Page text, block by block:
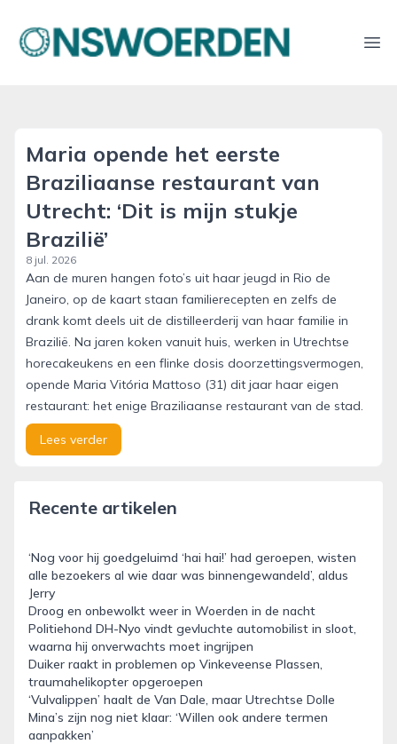
onswoerden.nl
Maria opende het eerste
Braziliaanse restaurant van
Utrecht: ‘Dit is mijn stukje
Brazilië’
8 jul. 2026
Aan de muren hangen foto’s uit haar jeugd in Rio de
Janeiro, op de kaart staan familierecepten en zelfs de
drank komt deels uit de distilleerderij van haar familie in
Brazilië. Na jaren koken vanuit huis, werken in Utrechtse
horecakeukens en een flinke dosis doorzettingsvermogen,
opende Maria Vitória Mattoso (31) dit jaar haar eigen
restaurant: het enige Braziliaanse restaurant van de stad.
Lees verder
Recente artikelen
‘Nog voor hij goedgeluimd ‘hai hai!’ had geroepen, wisten
alle bezoekers al wie daar was binnengewandeld’, aldus
Jerry
Droog en onbewolkt weer in Woerden in de nacht
Politiehond DH-Nyo vindt gevluchte automobilist in sloot,
waarna hij onverwachts moet ingrijpen
Duiker raakt in problemen op Vinkeveense Plassen,
traumahelikopter opgeroepen
‘Vulvalippen’ haalt de Van Dale, maar Utrechtse Dolle
Mina’s zijn nog niet klaar: ‘Willen ook andere termen
aanpakken’